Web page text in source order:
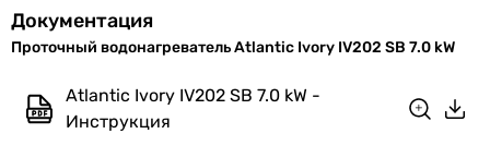
Годовое
энергопотребление
Физические характеристики
Документация
Проточный водонагреватель Atlantic Ivory IV202 SB 7.0 kW
Atlantic Ivory IV202 SB 7.0 kW -
Инструкция